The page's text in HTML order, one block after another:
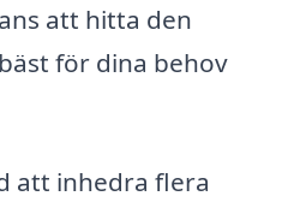
att hitta den
för dina behov
att inhedra flera